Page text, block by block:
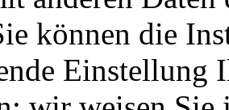
können die
Einstellung